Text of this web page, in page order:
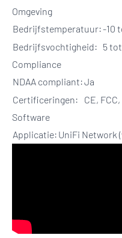
Omgeving
Bedrijfstemperatuur:-10
Bedrijfsvochtigheid: 5
Compliance
NDAA compliant:Ja
Certificeringen:
CE, FCC,
Software
Applicatie: UniFi Network